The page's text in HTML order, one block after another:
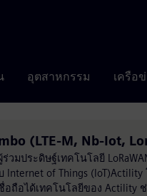
อุตสาหกรรม เครือ
(LTE-M, Nb-Iot,
วมประดิษฐ์เทคโนโลยี
บ Internet of Things
อถือได้เทคโนโลยีของ Actility